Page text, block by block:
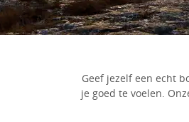
Geef jezelf een echt
je goed te voelen.